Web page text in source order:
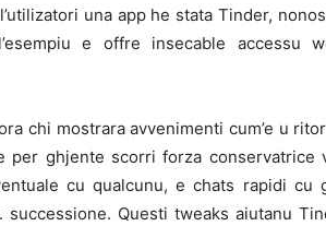
una app he stata Tinder,
e offre insecable accessu
chi mostrara avvenimenti cum’e u
ghjente scorri forza conservatrice
cu qualcunu, e chats rapidi cu
Questi tweaks aiutanu